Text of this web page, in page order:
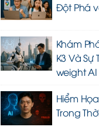
Đột Phá
Khám
K3 Và
weight AI
Hiểm
Trong